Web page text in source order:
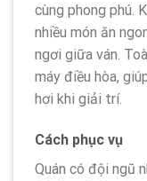
cùng phong phú.
nhiều món ăn
ngơi giữa ván.
máy điều hòa,
hơi khi giải trí.
Cách phục vụ
Quán có đội ngũ